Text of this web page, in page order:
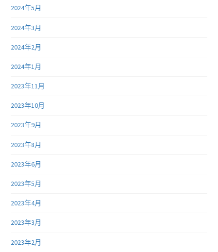
2024年5月
2024年3月
2024年2月
2024年1月
2023年11月
2023年10月
2023年9月
2023年8月
2023年6月
2023年5月
2023年4月
2023年3月
2023年2月